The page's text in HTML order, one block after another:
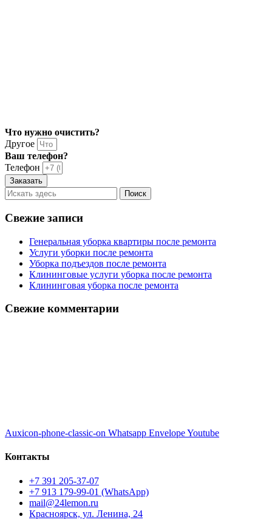
Что нужно очистить?
Другое
Ваш телефон?
Телефон
Заказать
Свежие записи
Генеральная уборка квартиры после ремонта
Услуги уборки после ремонта
Уборка подъездов после ремонта
Клининговые услуги уборка после ремонта
Клининговая уборка после ремонта
Свежие комментарии
Auxicon-phone-classic-on Whatsapp EnvelopeYoutube
Контакты
+7 391 205-37-07
+7 913 179-99-01 (WhatsApp)
mail@24lemon.ru
Красноярск, ул. Ленина, 24